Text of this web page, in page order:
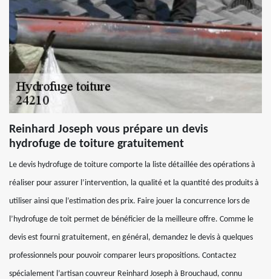
Reinhard Joseph vous prépare un devis
hydrofuge de toiture gratuitement
Le devis hydrofuge de toiture comporte la liste détaillée des opérations à
réaliser pour assurer l’intervention, la qualité et la quantité des produits à
utiliser ainsi que l’estimation des prix. Faire jouer la concurrence lors de
l’hydrofuge de toit permet de bénéficier de la meilleure offre. Comme le
devis est fourni gratuitement, en général, demandez le devis à quelques
professionnels pour pouvoir comparer leurs propositions. Contactez
spécialement l’artisan couvreur Reinhard Joseph à Brouchaud, connu